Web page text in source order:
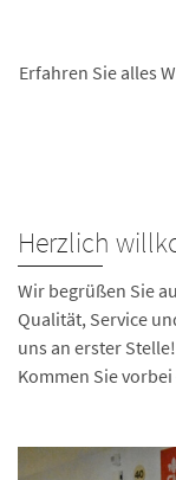
Erfahren Sie alles
Herzlich
Wir begrüßen Sie
Qualität, Service
uns an erster Stelle!
Kommen Sie